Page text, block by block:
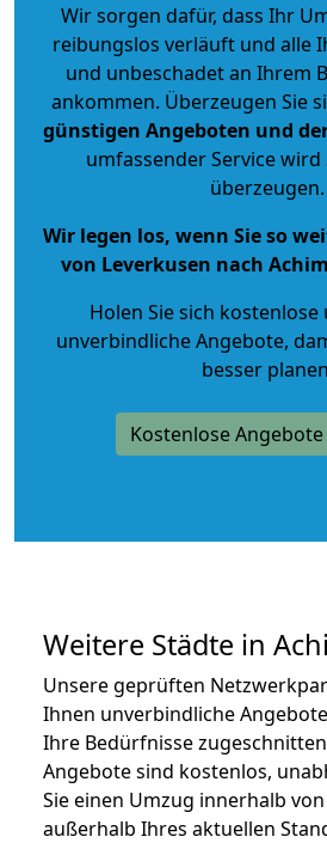
Wir sorgen dafür, dass Ihr
reibungslos verläuft und alle
und unbeschadet an Ihrem
ankommen. Überzeugen Sie
günstigen Angeboten und
umfassender Service
überzeugen.
Wir legen los, wenn Sie so
von Leverkusen nach
Holen Sie sich
unverbindliche Angebote,
besser
Kostenlose
Weitere Städte in
Unsere geprüften
Ihnen unverbindliche
Ihre Bedürfnisse
Angebote sind kostenlos,
Sie einen Umzug innerhalb
außerhalb Ihres aktuellen